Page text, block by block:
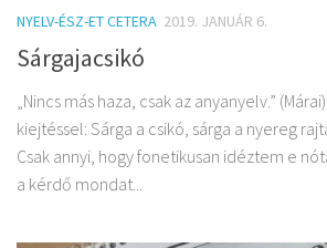
NYELV-ÉSZ-ET CETERA 2019. JANUÁR 6.
Sárgajacsikó
„Nincs más haza, csak az anyanyelv.”
kiejtéssel: Sárga a csikó, sárga a nyereg
Csak annyi, hogy fonetikusan idéztem e
a kérdő mondat...